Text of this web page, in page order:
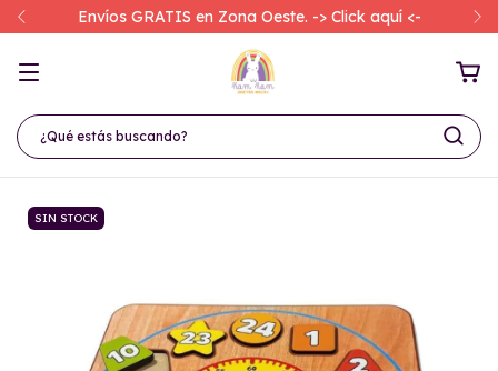
Envíos GRATIS en Zona Oeste. -> Click aquí <-
SIN STOCK